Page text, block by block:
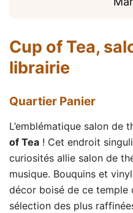
Cup of Tea,
librairie
Quartier Panier
L’emblématique salon de
of Tea ! Cet endroit
curiosités allie salon de
musique. Bouquins et
décor boisé de ce temple
sélection des plus